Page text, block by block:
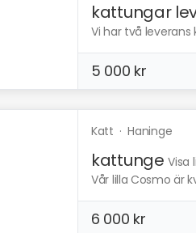
kattungar
Vi har två leverans
5 000 kr
Katt ·Haninge
kattunge Visa
Vår lilla Cosmo är
6 000 kr